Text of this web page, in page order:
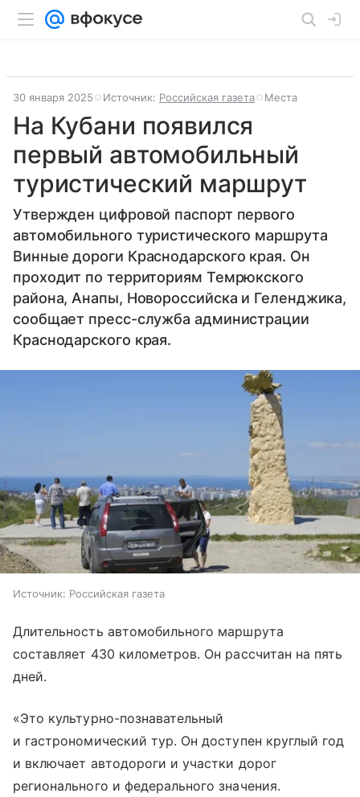
30 января 2025 Источник: Российская газета Места
На Кубани появился
первый автомобильный
туристический маршрут
Утвержден цифровой паспорт первого
автомобильного туристического маршрута
Винные дороги Краснодарского края. Он
проходит по территориям Темрюкского
района, Анапы, Новороссийска и Геленджика,
сообщает пресс-служба администрации
Краснодарского края.
Источник: Российская газета
Длительность автомобильного маршрута
составляет 430 километров. Он рассчитан на пять
дней.
«Это культурно-познавательный
и гастрономический тур. Он доступен круглый год
и включает автодороги и участки дорог
регионального и федерального значения.